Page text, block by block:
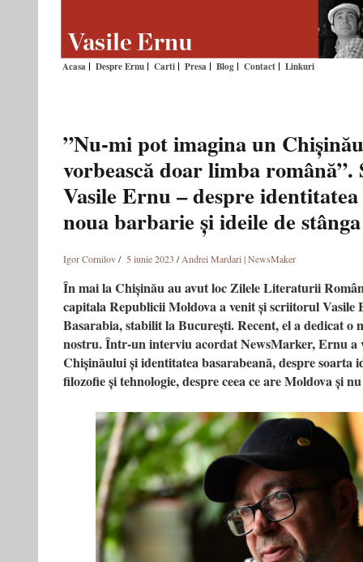
Acasa Despre Ernu Carti Presa Blog Contact Linkuri
”Nu-mi pot imagina un
vorbească doar limba
Vasile Ernu – despre
noua barbarie și ideile de stânga
Igor Cornilov/ 5 iunie 2023 /Andrei Mardari | NewsMaker
În mai la Chișinău au avut loc Zilele Literaturii
capitala Republicii Moldova a venit și scriitorul
Basarabia, stabilit la București. Recent, el a dedicat o
nostru. Într-un interviu acordat NewsMarker, Ernu a
Chișinăului și identitatea basarabeană, despre soarta
filozofie și tehnologie, despre ceea ce are Moldova și